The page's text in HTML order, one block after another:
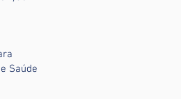
Saúde